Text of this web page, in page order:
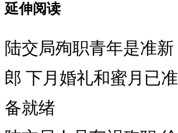
延伸阅读
陆交局殉职青年是准新
郎 下月婚礼和蜜月已准
备就绪